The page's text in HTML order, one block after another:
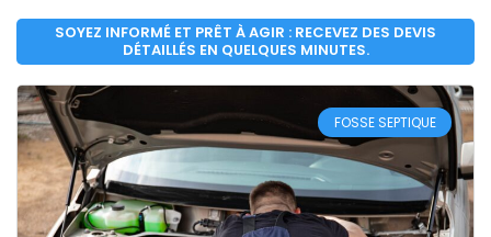
SOYEZ INFORMÉ ET PRÊT À AGIR : RECEVEZ DES DEVIS
DÉTAILLÉS EN QUELQUES MINUTES.
FOSSE SEPTIQUE